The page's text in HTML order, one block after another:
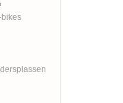
bikes